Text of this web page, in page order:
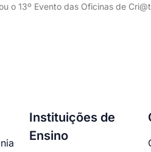
o 13º Evento das Oficinas de
Instituições de
Ensino